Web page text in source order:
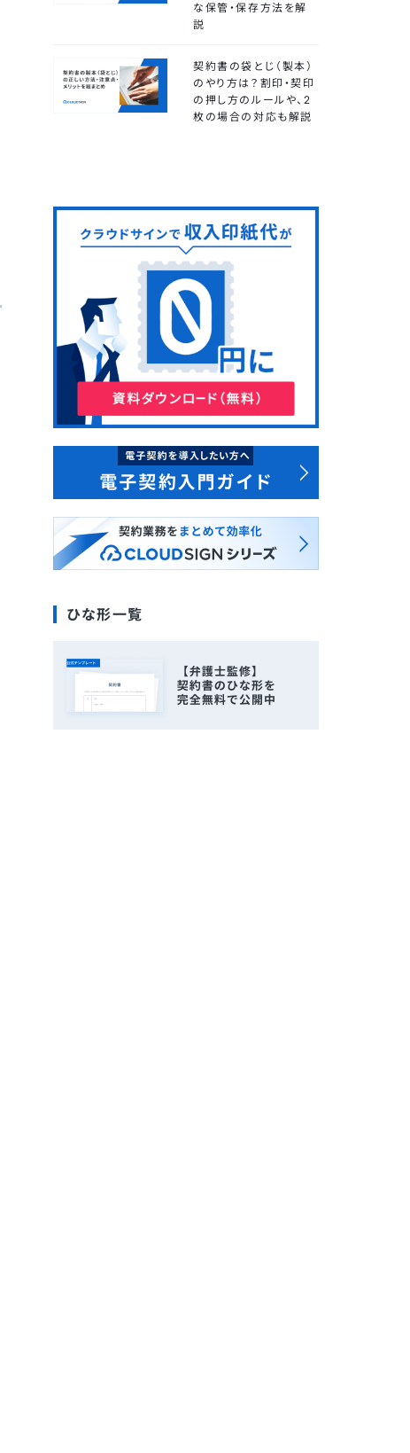
な保管・保存方法を解
説
契約書の袋とじ（製本）
のやり方は？割印・契印
の押し方のルールや、2
枚の場合の対応も解説
ひな形一覧